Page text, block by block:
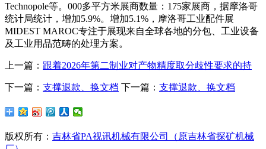
Technopole等。000多平方米展商数量：175家展商，据摩洛哥
统计局统计，增加5.9%。增加5.1%，摩洛哥工业配件展
MIDEST MAROC专注于展现来自全球各地的分包、工业设备
及工业用品范畴的处理方案。
上一篇： 跟着2026年第二制业对产物精度取分歧性要求的持
下一篇： 支撑退款、换文档 下一篇： 支撑退款、换文档
版权所有： 吉林省PA视讯机械有限公司（原吉林省探矿机械